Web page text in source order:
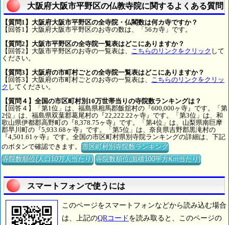
大阪府大阪市平野区の仏教寺院に関するよくある質問
【質問1】大阪府大阪市平野区の全寺院・仏閣数は何カ寺ですか？
【回答1】大阪府大阪市平野区のお寺の数は、「56カ寺」です。
【質問2】大阪市平野区の全寺院一覧表はどこにありますか？
【回答2】大阪市平野区のお寺の一覧表は、 こちらのリンクをクリック して
ください。
【質問3】大阪府の市町村ごとの全寺院一覧表はどこにありますか？
【回答3】大阪府の市町村ごとのお寺の一覧表は、 こちらのリンクをクリッ
ク してください。
【質問４】全国の市区町村別10万世帯当りの寺院数ランキングは？
【回答４】「第1位」は、福島県相馬郡飯舘村の『600,000ヶ寺』です。「第
2位」は、福島県双葉郡葛尾村の『22,222.22ヶ寺』です。「第3位」は、和
歌山県伊都郡高野町の『8,378.75ヶ寺』です。「第4位」は、山梨県南巨摩
郡早川町の『5,933.68ヶ寺』です。「第5位」は、奈良県吉野郡黒滝村の
『4,501.61ヶ寺』です。全国の市区町村県別寺院ランキングの詳細は、下記
のボタンで確認できます。市区町村別寺院数ランキング
寺院数順位(人口10万人当たり) 寺院数順位(面積100平方Km当たり)
スマートフォンで使うには
このページをスマートフォンなどから読み込む場合
は、上記のQRコード を読み取ると、このページの